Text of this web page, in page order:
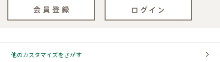
他のカスタマイズをさがす